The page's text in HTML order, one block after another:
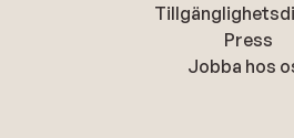
Press
Jobba hos